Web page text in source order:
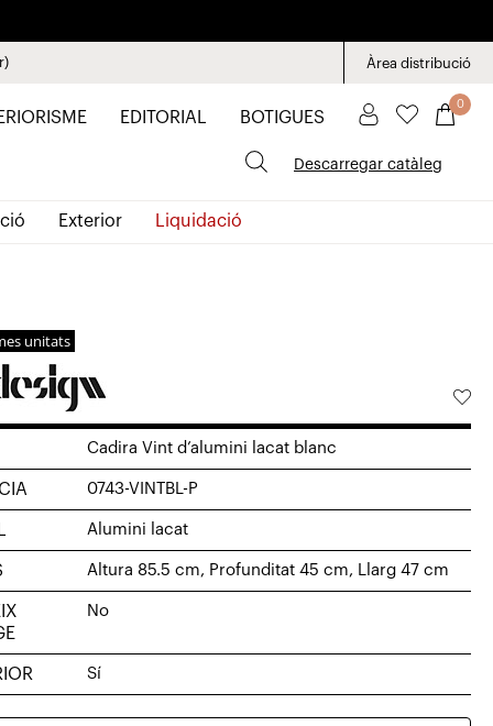
Àrea distribució
EDITORIAL BOTIGUES
0
Descarregar catàleg
Exterior Liquidació
unitats
Cadira Vint d’alumini lacat blanc
0743-VINTBL-P
Alumini lacat
Altura 85.5 cm, Profunditat 45 cm, Llarg 47 cm
No
Sí